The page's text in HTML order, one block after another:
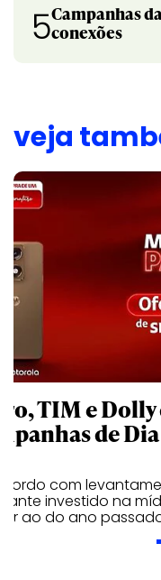
5Campanhas
conexões
veja
TIM e
de
com
investido na
ao do ano